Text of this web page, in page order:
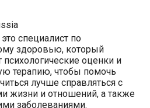
это специалист по
здоровью, который
психологические оценки и
терапию, чтобы помочь
лучше справляться с
жизни и отношений, а также
заболеваниями.